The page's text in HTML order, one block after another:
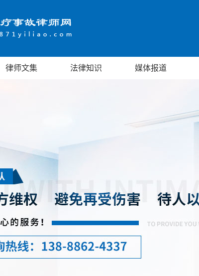
律师文集 法律知识 媒体报道